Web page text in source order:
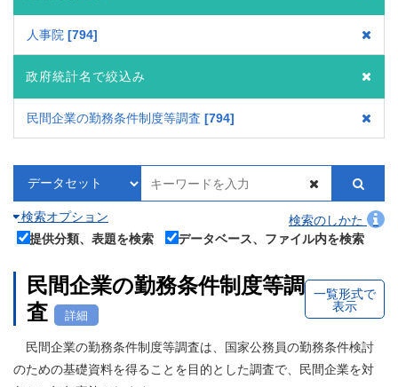
人事院 794
政府統計名で絞込み
民間企業の勤務条件制度等調査 794
検索オプション
検索のしかた
提供分類、表題を検索
データベース、ファイル内を検索
民間企業の勤務条件制度等調
査
詳細
一覧形式で
表示
民間企業の勤務条件制度等調査は、国家公務員の勤務条件検討
のための基礎資料を得ることを目的とした調査で、民間企業を対